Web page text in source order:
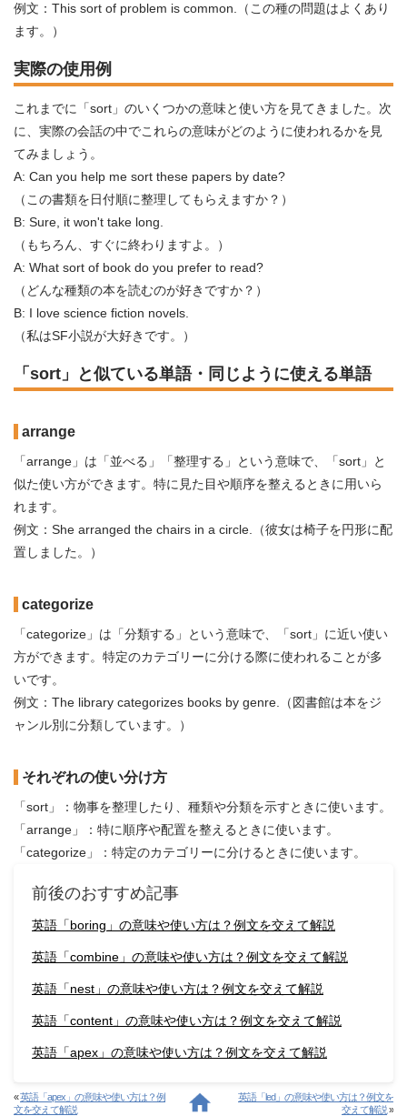
例文：This sort of problem is common.（この種の問題はよくあり
ます。）
実際の使用例
これまでに「sort」のいくつかの意味と使い方を見てきました。次
に、実際の会話の中でこれらの意味がどのように使われるかを見
てみましょう。
A: Can you help me sort these papers by date?
（この書類を日付順に整理してもらえますか？）
B: Sure, it won't take long.
（もちろん、すぐに終わりますよ。）
A: What sort of book do you prefer to read?
（どんな種類の本を読むのが好きですか？）
B: I love science fiction novels.
（私はSF小説が大好きです。）
「sort」と似ている単語・同じように使える単語
arrange
「arrange」は「並べる」「整理する」という意味で、「sort」と
似た使い方ができます。特に見た目や順序を整えるときに用いら
れます。
例文：She arranged the chairs in a circle.（彼女は椅子を円形に配
置しました。）
categorize
「categorize」は「分類する」という意味で、「sort」に近い使い
方ができます。特定のカテゴリーに分ける際に使われることが多
いです。
例文：The library categorizes books by genre.（図書館は本をジ
ャンル別に分類しています。）
それぞれの使い分け方
「sort」：物事を整理したり、種類や分類を示すときに使います。
「arrange」：特に順序や配置を整えるときに使います。
「categorize」：特定のカテゴリーに分けるときに使います。
前後のおすすめ記事
英語「boring」の意味や使い方は？例文を交えて解説
英語「combine」の意味や使い方は？例文を交えて解説
英語「nest」の意味や使い方は？例文を交えて解説
英語「content」の意味や使い方は？例文を交えて解説
英語「apex」の意味や使い方は？例文を交えて解説
«英語「apex」の意味や使い方は？例
文を交えて解説
英語「led」の意味や使い方は？例文を
交えて解説»